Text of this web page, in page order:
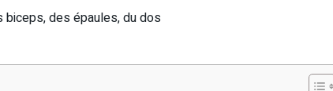
biceps, des épaules, du dos